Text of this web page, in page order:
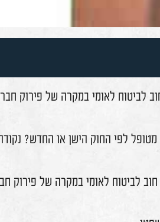
לאומי במקרה של פירוק חברה ומי
החוק הישן או החדש? נקודה